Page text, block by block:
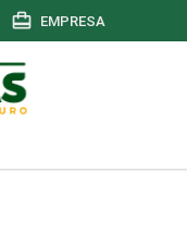
card_travel EMPRESA